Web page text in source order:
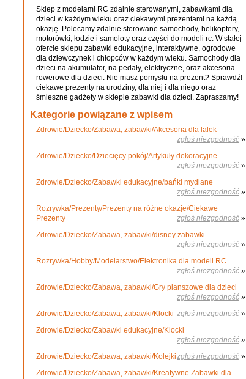
Sklep z modelami RC zdalnie sterowanymi, zabawkami dla
dzieci w każdym wieku oraz ciekawymi prezentami na każdą
okazję. Polecamy zdalnie sterowane samochody, helikoptery,
motorówki, łodzie i samoloty oraz części do modeli rc. W stałej
ofercie sklepu zabawki edukacyjne, interaktywne, ogrodowe
dla dziewczynek i chłopców w każdym wieku. Samochody dla
dzieci na akumulator, na pedały, elektryczne, oraz akcesoria
rowerowe dla dzieci. Nie masz pomysłu na prezent? Sprawdź!
ciekawe prezenty na urodziny, dla niej i dla niego oraz
śmieszne gadżety w sklepie zabawki dla dzieci. Zapraszamy!
Kategorie powiązane z wpisem
Zdrowie/Dziecko/Zabawa, zabawki/Akcesoria dla lalek
zgłoś niezgodność »
Zdrowie/Dziecko/Dziecięcy pokój/Artykuły dekoracyjne
zgłoś niezgodność »
Zdrowie/Dziecko/Zabawki edukacyjne/bańki mydlane
zgłoś niezgodność »
Rozrywka/Prezenty/Prezenty na różne okazje/Ciekawe
Prezenty
zgłoś niezgodność »
Zdrowie/Dziecko/Zabawa, zabawki/disney zabawki
zgłoś niezgodność »
Rozrywka/Hobby/Modelarstwo/Elektronika dla modeli RC
zgłoś niezgodność »
Zdrowie/Dziecko/Zabawa, zabawki/Gry planszowe dla dzieci
zgłoś niezgodność »
Zdrowie/Dziecko/Zabawa, zabawki/Klocki zgłoś niezgodność »
Zdrowie/Dziecko/Zabawki edukacyjne/Klocki
zgłoś niezgodność »
Zdrowie/Dziecko/Zabawa, zabawki/Kolejkizgłoś niezgodność »
Zdrowie/Dziecko/Zabawa, zabawki/Kreatywne Zabawki dla